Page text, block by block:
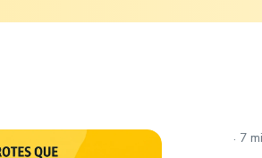
. 7